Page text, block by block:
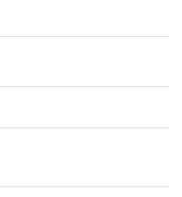
画像の明細書をご確認くだ